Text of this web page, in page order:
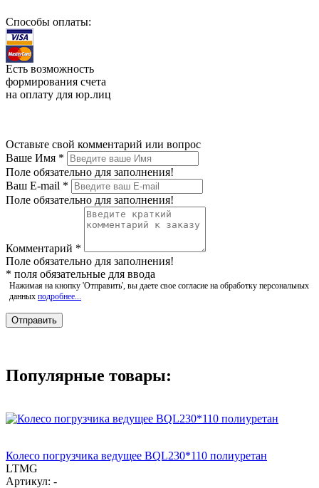
Способы оплаты:
Есть возможность
формирования счета
на оплату для юр.лиц
Оставьте свой комментарий или вопрос
Ваше Имя *
Поле обязательно для заполнения!
Ваш E-mail *
Поле обязательно для заполнения!
Комментарий *
Поле обязательно для заполнения!
* поля обязательные для ввода
Нажимая на кнопку 'Отправить', вы даете свое согласие на обработку персональных
данных подробнее...
Популярные товары:
Колесо погрузчика ведущее BQL230*110 полиуретан
LTMG
Артикул: -